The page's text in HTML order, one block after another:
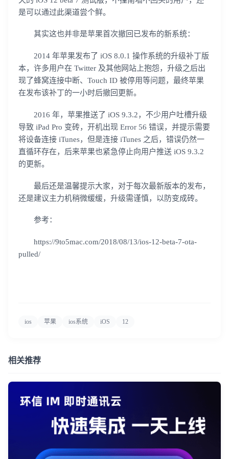
是可以通过此渠道尝个鲜。
其实这也并非是苹果首次撤回已发布的新系统：
2014 年苹果发布了 iOS 8.0.1 操作系统的升级补丁版
本，许多用户在 Twitter 及其他网站上抱怨，升级之后出
现了蜂窝连接中断、Touch ID 被停用等问题，最终苹果
在发布该补丁的一小时后撤回更新。
2016 年，苹果推送了 iOS 9.3.2，不少用户吐槽升级
导致 iPad Pro 变砖，开机出现 Error 56 错误，并提示需要
将设备连接 iTunes，但是连接 iTunes 之后，错误仍然一
直循环存在，后来苹果也紧急停止向用户推送 iOS 9.3.2
的更新。
最后还是温馨提示大家，对于每次最新版本的发布，
还是建议主力机稍微缓缓，升级需谨慎，以防变成砖。
参考：
https://9to5mac.com/2018/08/13/ios-12-beta-7-ota-
pulled/
ios 苹果 ios系统 iOS 12
相关推荐
不了，谢谢